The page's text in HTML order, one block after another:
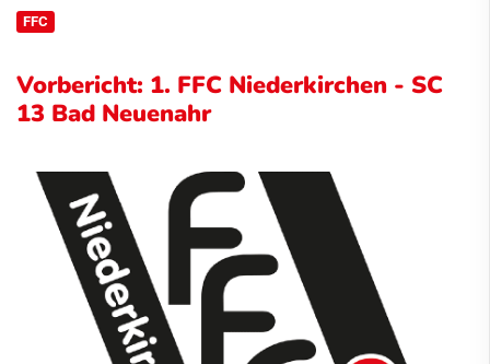
FFC
Vorbericht: 1. FFC Niederkirchen - SC
13 Bad Neuenahr